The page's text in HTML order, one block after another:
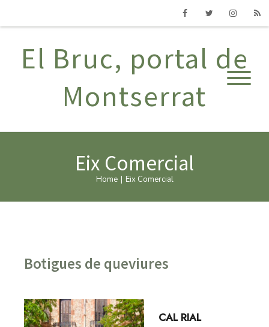
El Bruc, portal de
Montserrat
Eix Comercial
Home Eix Comercial
Botigues de queviures
CAL RIAL